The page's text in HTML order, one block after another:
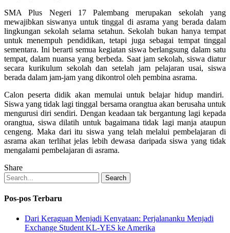
SMA Plus Negeri 17 Palembang merupakan sekolah yang
mewajibkan siswanya untuk tinggal di asrama yang berada dalam
lingkungan sekolah selama setahun. Sekolah bukan hanya tempat
untuk menempuh pendidikan, tetapi juga sebagai tempat tinggal
sementara. Ini berarti semua kegiatan siswa berlangsung dalam satu
tempat, dalam nuansa yang berbeda. Saat jam sekolah, siswa diatur
secara kurikulum sekolah dan setelah jam pelajaran usai, siswa
berada dalam jam-jam yang dikontrol oleh pembina asrama.
Calon peserta didik akan memulai untuk belajar hidup mandiri.
Siswa yang tidak lagi tinggal bersama orangtua akan berusaha untuk
mengurusi diri sendiri. Dengan keadaan tak bergantung lagi kepada
orangtua, siswa dilatih untuk bagaimana tidak lagi manja ataupun
cengeng. Maka dari itu siswa yang telah melalui pembelajaran di
asrama akan terlihat jelas lebih dewasa daripada siswa yang tidak
mengalami pembelajaran di asrama.
Share
Search
Pos-pos Terbaru
Dari Keraguan Menjadi Kenyataan: Perjalananku Menjadi
Exchange Student KL-YES ke Amerika